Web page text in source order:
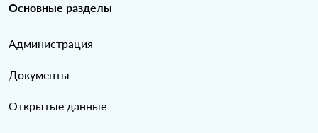
Основные разделы
Администрация
Документы
Открытые данные